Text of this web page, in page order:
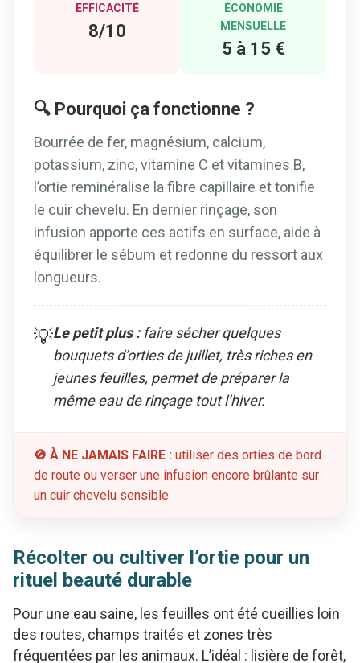
EFFICACITÉ
8/10
ÉCONOMIE
MENSUELLE
5 à 15 €
🔍 Pourquoi ça fonctionne ?
Bourrée de fer, magnésium, calcium,
potassium, zinc, vitamine C et vitamines B,
l’ortie reminéralise la fibre capillaire et tonifie
le cuir chevelu. En dernier rinçage, son
infusion apporte ces actifs en surface, aide à
équilibrer le sébum et redonne du ressort aux
longueurs.
💡Le petit plus :faire sécher quelques
bouquets d’orties de juillet, très riches en
jeunes feuilles, permet de préparer la
même eau de rinçage tout l’hiver.
🚫 À NE JAMAIS FAIRE : utiliser des orties de bord
de route ou verser une infusion encore brûlante sur
un cuir chevelu sensible.
Récolter ou cultiver l’ortie pour un
rituel beauté durable
Pour une eau saine, les feuilles ont été cueillies loin
des routes, champs traités et zones très
fréquentées par les animaux. L’idéal : lisière de forêt,